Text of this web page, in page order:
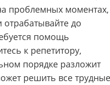
проблемных моментах,
до
помощь
к репетитору,
порядке разложит
решить все трудные